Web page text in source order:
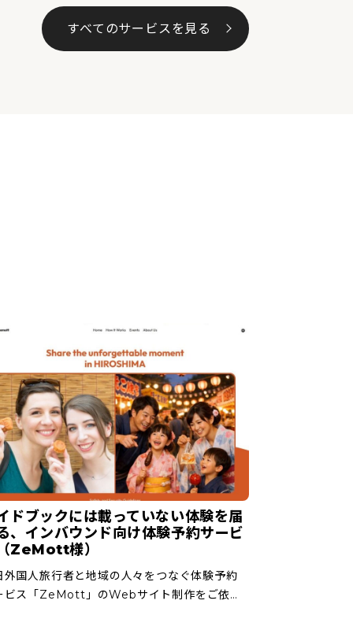
すべてのサービスを見る
ドブックには載っていない体験を届
、インバウンド向け体験予約サービ
ZeMott様）
外国人旅行者と地域の人々をつなぐ体験予約
ビス「ZeMott」のWebサイト制作をご依頼